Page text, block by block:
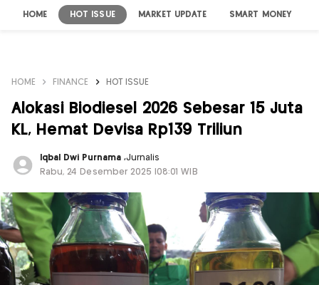
HOME HOT ISSUE MARKET UPDATE SMART MONEY
HOME FINANCE HOT ISSUE
Alokasi Biodiesel 2026 Sebesar 15 Juta
KL, Hemat Devisa Rp139 Triliun
Iqbal Dwi Purnama ,Jurnalis
Rabu, 24 Desember 2025 |08:01 WIB